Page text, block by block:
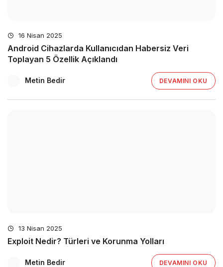
16 Nisan 2025
Android Cihazlarda Kullanıcıdan Habersiz Veri
Toplayan 5 Özellik Açıklandı
Metin Bedir DEVAMINI OKU
13 Nisan 2025
Exploit Nedir? Türleri ve Korunma Yolları
Metin Bedir DEVAMINI OKU